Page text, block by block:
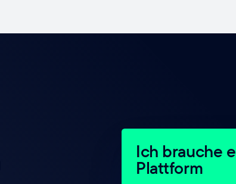
Ich brauche
Plattform